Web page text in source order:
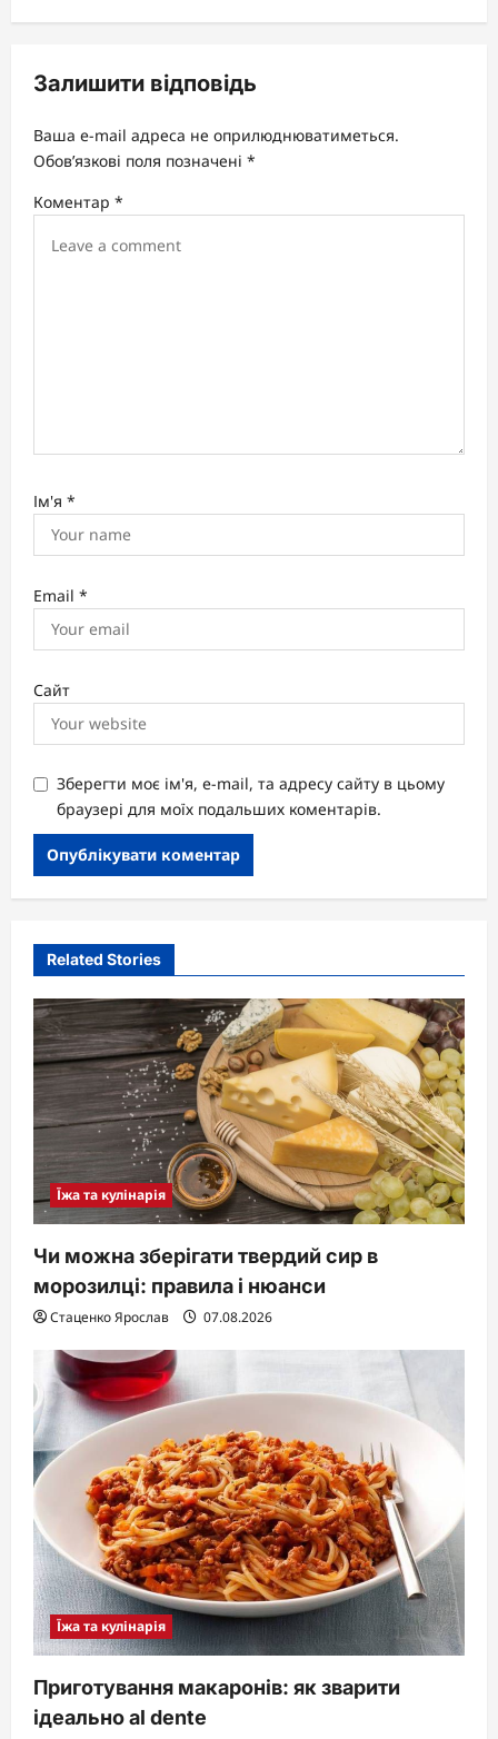
a
i
a
i
Залишити відповідь
Ваша e-mail адреса не оприлюднюватиметься.
Обов’язкові поля позначені *
Коментар *
Ім'я *
Email *
Сайт
Зберегти моє ім'я, e-mail, та адресу сайту в цьому
браузері для моїх подальших коментарів.
Related Stories
Їжа та кулінарія
Чи можна зберігати твердий сир в
морозилці: правила і нюанси
Стаценко Ярослав 07.08.2026
Їжа та кулінарія
Приготування макаронів: як зварити
ідеально al dente